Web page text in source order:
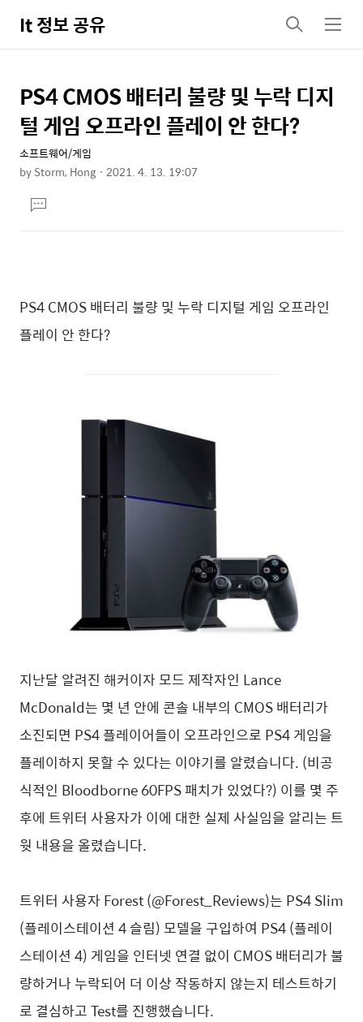
It 정보 공유
검
색
메
뉴
상
세
컨
텐
본
문
제
목
PS4 CMOS 배터리 불량 및 누락 디지
털 게임 오프라인 플레이 안 한다?
소프트웨어/게임
byStorm, Hong 2021. 4. 13. 19:07
문댓
글
PS4 CMOS 배터리 불량 및 누락 디지털 게임 오프라인
플레이 안 한다?
지난달 알려진 해커이자 모드 제작자인 Lance
McDonald는 몇 년 안에 콘솔 내부의 CMOS 배터리가
소진되면 PS4 플레이어들이 오프라인으로 PS4 게임을
플레이하지 못할 수 있다는 이야기를 알렸습니다. (비공
식적인 Bloodborne 60FPS 패치가 있었다?) 이를 몇 주
후에 트위터 사용자가 이에 대한 실제 사실임을 알리는 트
웟 내용을 올렸습니다.
트위터 사용자 Forest (@Forest_Reviews)는 PS4 Slim
(플레이스테이션 4 슬림) 모델을 구입하여 PS4 (플레이
스테이션 4) 게임을 인터넷 연결 없이 CMOS 배터리가 불
량하거나 누락되어 더 이상 작동하지 않는지 테스트하기
로 결심하고 Test를 진행했습니다.